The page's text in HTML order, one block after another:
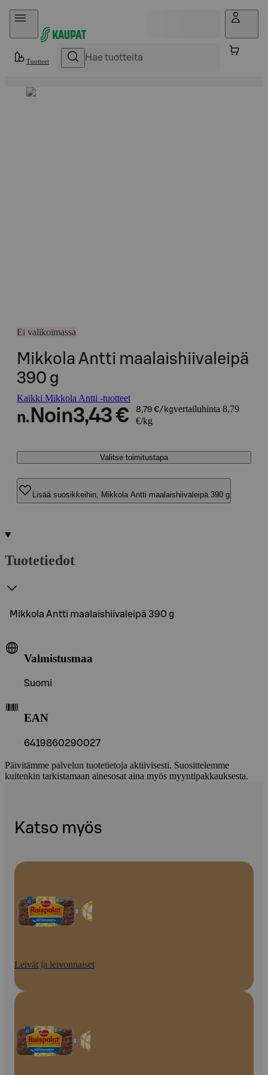
Hyppää sisältöön
Tuotteet
Ei valikoimassa
Mikkola Antti maalaishiivaleipä
390 g
Kaikki Mikkola Antti -tuotteet
n. Noin3,43 € 8,79 €/kgvertailuhinta 8,79
€/kg
Valitse toimitustapa
Lisää suosikkeihin, Mikkola Antti maalaishiivaleipä 390 g
Tuotetiedot
Mikkola Antti maalaishiivaleipä 390 g
Valmistusmaa
Suomi
EAN
6419860290027
Päivitämme palvelun tuotetietoja aktiivisesti. Suosittelemme
kuitenkin tarkistamaan ainesosat aina myös myyntipakkauksesta.
Katso myös
Leivät ja leivonnaiset